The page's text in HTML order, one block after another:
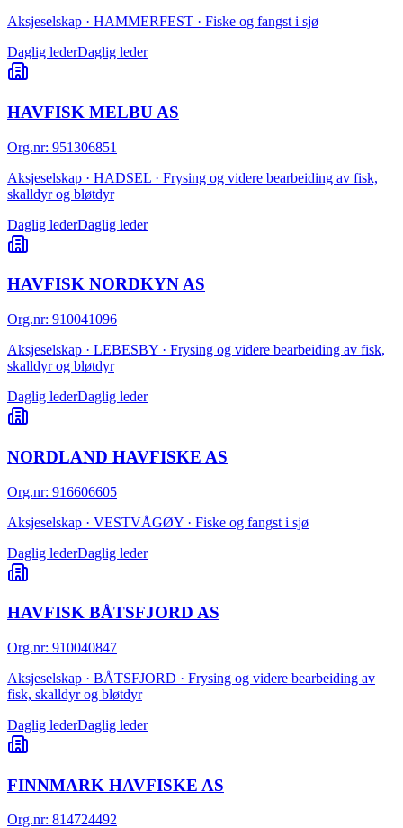
Aksjeselskap · HAMMERFEST · Fiske og fangst i sjø
Daglig lederDaglig leder
HAVFISK MELBU AS
Org.nr: 951306851
Aksjeselskap · HADSEL · Frysing og videre bearbeiding av fisk,
skalldyr og bløtdyr
Daglig lederDaglig leder
HAVFISK NORDKYN AS
Org.nr: 910041096
Aksjeselskap · LEBESBY · Frysing og videre bearbeiding av fisk,
skalldyr og bløtdyr
Daglig lederDaglig leder
NORDLAND HAVFISKE AS
Org.nr: 916606605
Aksjeselskap · VESTVÅGØY · Fiske og fangst i sjø
Daglig lederDaglig leder
HAVFISK BÅTSFJORD AS
Org.nr: 910040847
Aksjeselskap · BÅTSFJORD · Frysing og videre bearbeiding av
fisk, skalldyr og bløtdyr
Daglig lederDaglig leder
FINNMARK HAVFISKE AS
Org.nr: 814724492